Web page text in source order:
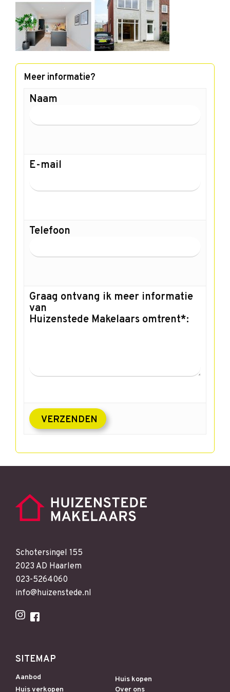
Meer informatie?
Naam
E-mail
Telefoon
Graag ontvang ik meer informatie
van
Huizenstede Makelaars omtrent*:
Schotersingel 155
2023 AD Haarlem
023-5264060
info@huizenstede.nl
SITEMAP
Aanbod
Huis kopen
Huis verkopen
Over ons